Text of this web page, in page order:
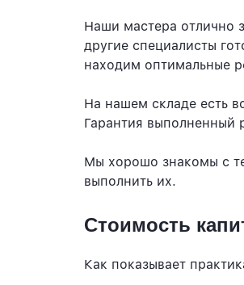
Наши мастера отлично
другие специалисты
находим оптимальные
На нашем складе есть
Гарантия выполненный
Мы хорошо знакомы с
выполнить их.
Стоимость
Как показывает